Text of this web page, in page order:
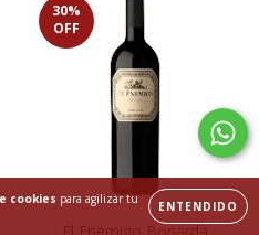
cookies para agilizar tu
ENTENDIDO
30%
OFF